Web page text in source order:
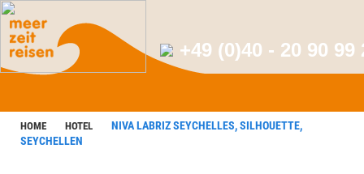
+49 (0)40 - 20 90 99
HOME HOTEL
NIVA LABRIZ SEYCHELLES, SILHOUETTE,
SEYCHELLEN